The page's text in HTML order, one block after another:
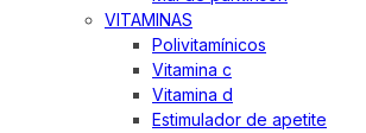
VITAMINAS
Polivitamínicos
Vitamina c
Vitamina d
Estimulador de apetite